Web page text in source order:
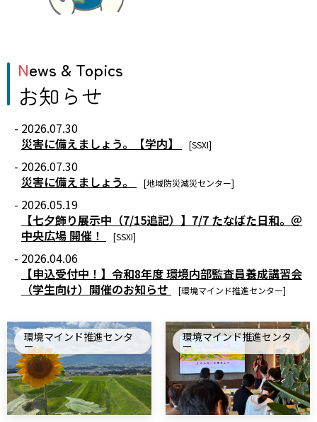
News & Topics
お知らせ
- 2026.07.30
災害に備えましょう。【学内】
[SSXI]
- 2026.07.30
災害に備えましょう。
[地域防災減災センター]
- 2026.05.19
【七夕飾り展示中（7/15追記）】7/7 たなばた日和。＠
中央広場 開催！
[SSXI]
- 2026.04.06
【申込受付中！】令和8年度 環境内部監査員養成講習会
（学生向け）開催のお知らせ
[環境マインド推進センター]
環境マインド推進センタ
ー
環境マインド推進センタ
ー